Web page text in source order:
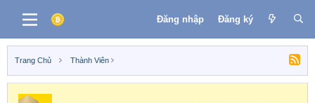
Đăng nhập Đăng ký
Trang Chủ Thành Viên